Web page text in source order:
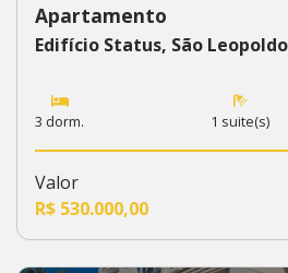
Apartamento
Edifício Status, São Leopoldo
3 dorm. 1 suite(s)
Valor
R$ 530.000,00